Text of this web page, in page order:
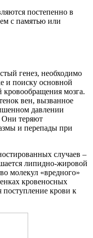
постепенно в
с памятью или
генез, необходимо
и поиску основной
мозга.
вен, вызванное
давлении
Они теряют
и перепады при
случаев –
липидно-жировой
молекул «вредного»
кровеносных
поступление крови к